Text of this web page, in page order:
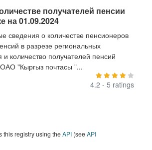
получателей пенсии
на 01.09.2024
сведения о количестве пенсионеров
в разрезе региональных
количество получателей пенсий
"Кыргыз почтасы "...
4.2 - 5 ratings
this registry using theAPI (seeAPI